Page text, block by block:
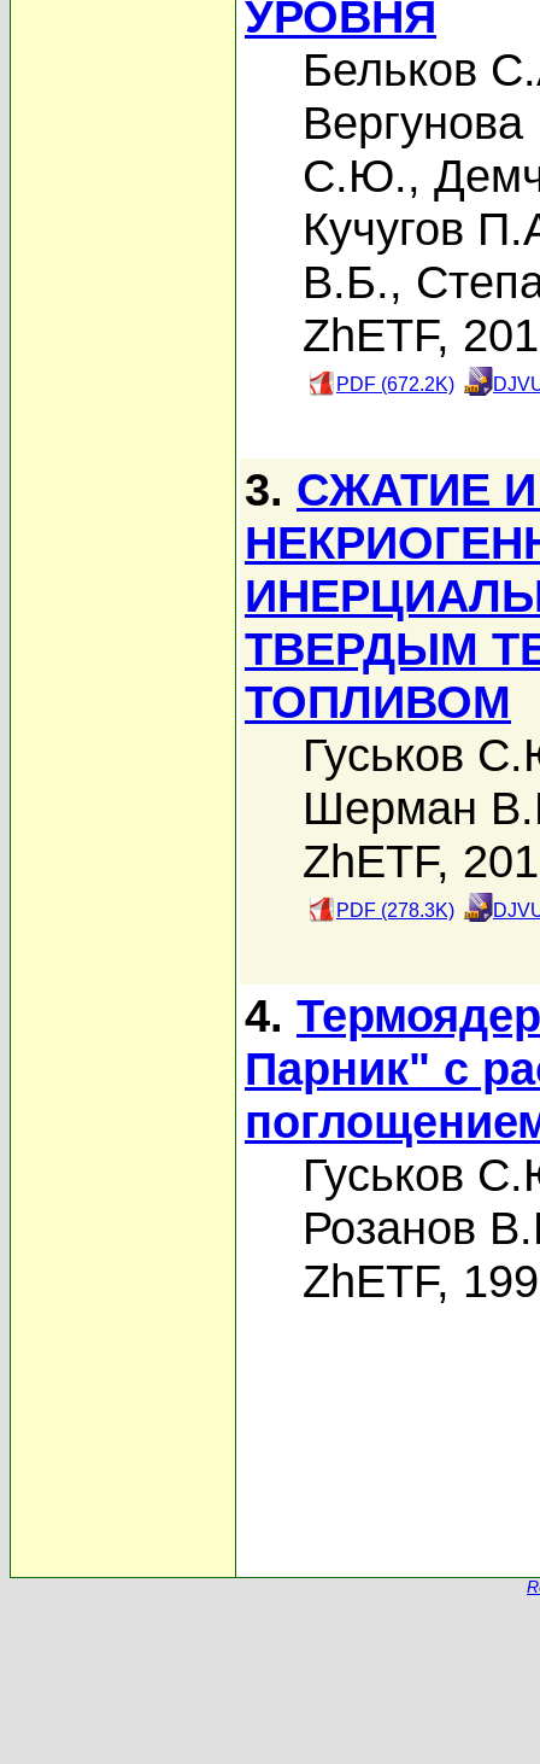
УРОВНЯ
Бельков
Вергунова
С.Ю.,
Кучугов
В.Б.,
ZhETF,
PDF (672.2K)
3. СЖАТИЕ
ТВЕРДЫМ
ТОПЛИВОМ
Гуськов
Шерман
ZhETF,
PDF (278.3K)
4.
Парник" с
Гуськов
Розанов
ZhETF,